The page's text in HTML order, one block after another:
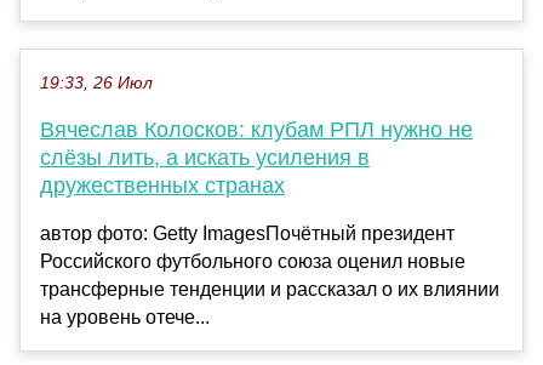
19:33, 26 Июл
Вячеслав Колосков: клубам РПЛ нужно не
слёзы лить, а искать усиления в
дружественных странах
автор фото: Getty ImagesПочётный президент
Российского футбольного союза оценил новые
трансферные тенденции и рассказал о их влиянии
на уровень отече...